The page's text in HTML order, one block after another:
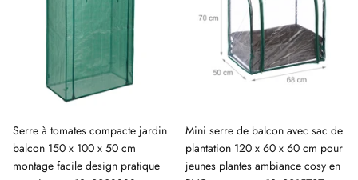
Serre à tomates compacte jardin
balcon 150 x 100 x 50 cm
montage facile design pratique
Mini serre de balcon avec sac de
plantation 120 x 60 x 60 cm pour
jeunes plantes ambiance cosy en